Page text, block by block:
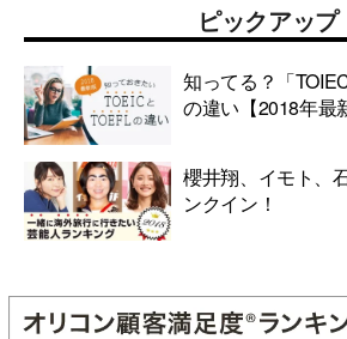
ピックアップ
知ってる？「
の違い【2018年最
櫻井翔、イモト、
ンクイン！